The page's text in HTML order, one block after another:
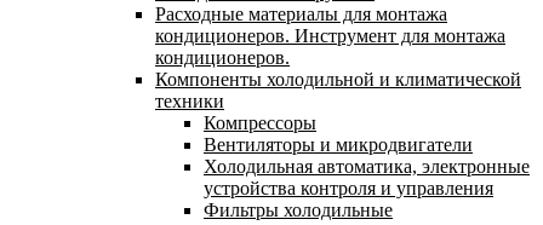
Расходные материалы для монтажа
кондиционеров. Инструмент для монтажа
кондиционеров.
Компоненты холодильной и климатической
техники
Компрессоры
Вентиляторы и микродвигатели
Холодильная автоматика, электронные
устройства контроля и управления
Фильтры холодильные